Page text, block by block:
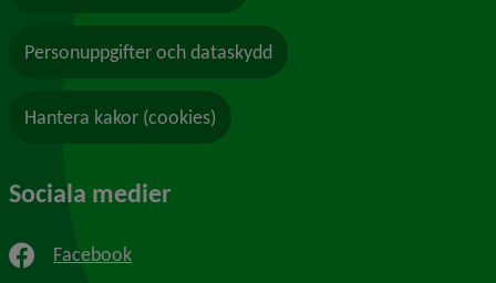
Personuppgifter och dataskydd
Hantera kakor (cookies)
Sociala medier
Facebook